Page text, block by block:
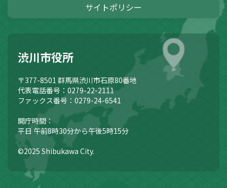
サイトポリシー
渋川市役所
〒377-8501 群馬県渋川市石原80番地
代表電話番号：0279-22-2111
ファックス番号：0279-24-6541
開庁時間：
平日 午前8時30分から午後5時15分
©2025 Shibukawa City.